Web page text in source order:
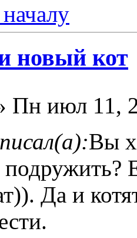
новый кот
Пн июл 11,
Вы
Да и